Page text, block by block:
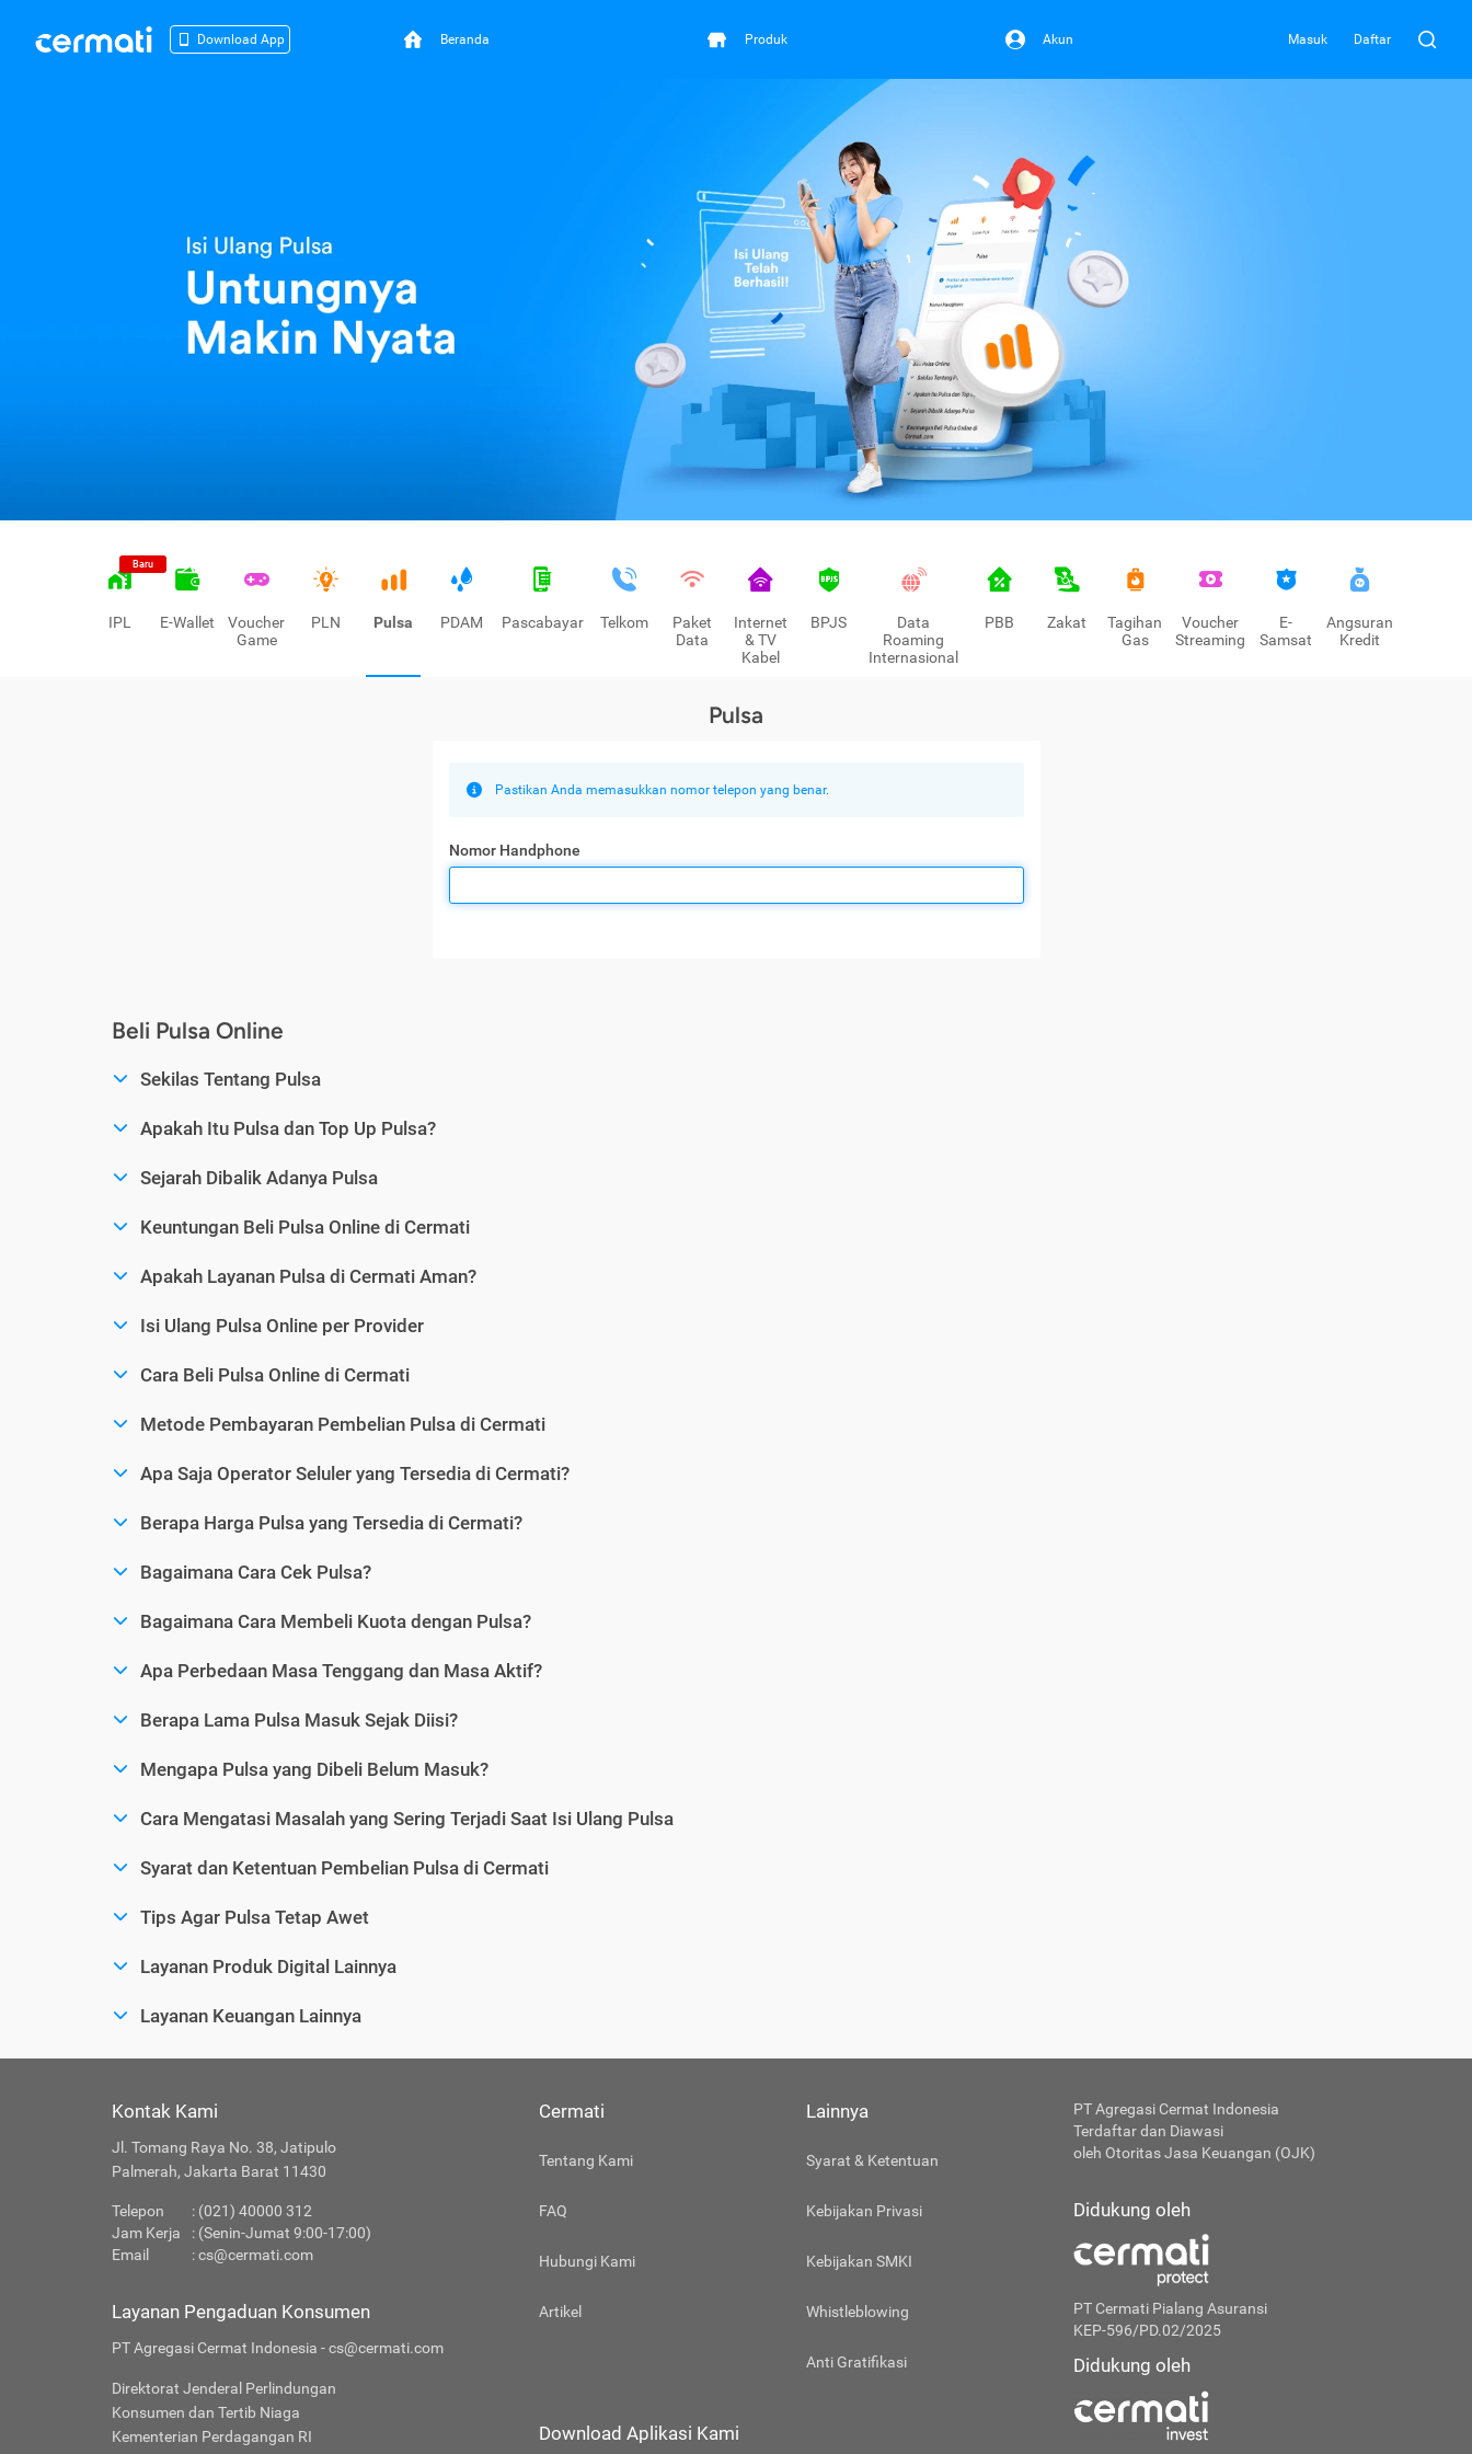
Download App Beranda Produk Akun Masuk Daftar
Baru
IPL E-Wallet
Voucher
Game
PLN Pulsa PDAM Pascabayar Telkom
Paket
Data
Internet
& TV
Kabel
BPJS
Data
Roaming
Internasional
PBB Zakat
Tagihan
Gas
Voucher
Streaming
E-
Samsat
Angsuran
Kredit
Pulsa
Pastikan Anda memasukkan nomor telepon yang benar.
Nomor Handphone
Beli Pulsa Online
Sekilas Tentang Pulsa
Apakah Itu Pulsa dan Top Up Pulsa?
Sejarah Dibalik Adanya Pulsa
Keuntungan Beli Pulsa Online di Cermati
Apakah Layanan Pulsa di Cermati Aman?
Isi Ulang Pulsa Online per Provider
Cara Beli Pulsa Online di Cermati
Metode Pembayaran Pembelian Pulsa di Cermati
Apa Saja Operator Seluler yang Tersedia di Cermati?
Berapa Harga Pulsa yang Tersedia di Cermati?
Bagaimana Cara Cek Pulsa?
Bagaimana Cara Membeli Kuota dengan Pulsa?
Apa Perbedaan Masa Tenggang dan Masa Aktif?
Berapa Lama Pulsa Masuk Sejak Diisi?
Mengapa Pulsa yang Dibeli Belum Masuk?
Cara Mengatasi Masalah yang Sering Terjadi Saat Isi Ulang Pulsa
Syarat dan Ketentuan Pembelian Pulsa di Cermati
Tips Agar Pulsa Tetap Awet
Layanan Produk Digital Lainnya
Layanan Keuangan Lainnya
Kontak Kami
Jl. Tomang Raya No. 38, Jatipulo
Palmerah, Jakarta Barat 11430
Telepon
: (021) 40000 312
Jam Kerja
: (Senin-Jumat 9:00-17:00)
Email
:cs@cermati.com
Layanan Pengaduan Konsumen
PT Agregasi Cermat Indonesia - cs@cermati.com
Direktorat Jenderal Perlindungan
Konsumen dan Tertib Niaga
Kementerian Perdagangan RI
Cermati
Tentang Kami
FAQ
Hubungi Kami
Artikel
Lainnya
Syarat & Ketentuan
Kebijakan Privasi
Kebijakan SMKI
Whistleblowing
Anti Gratifikasi
Download Aplikasi Kami
PT Agregasi Cermat Indonesia
Terdaftar dan Diawasi
oleh Otoritas Jasa Keuangan (OJK)
Didukung oleh
PT Cermati Pialang Asuransi
KEP-596/PD.02/2025
Didukung oleh